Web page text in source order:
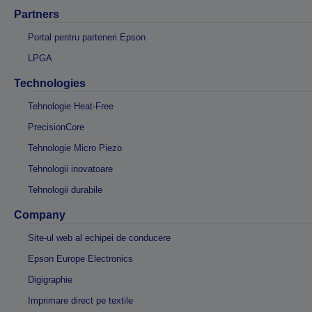
Partners
Portal pentru parteneri Epson
LPGA
Technologies
Tehnologie Heat-Free
PrecisionCore
Tehnologie Micro Piezo
Tehnologii inovatoare
Tehnologii durabile
Company
Site-ul web al echipei de conducere
Epson Europe Electronics
Digigraphie
Imprimare direct pe textile